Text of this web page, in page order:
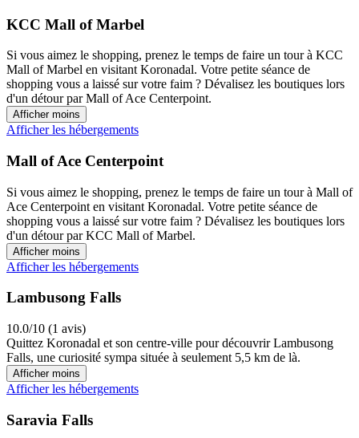
KCC Mall of Marbel
Si vous aimez le shopping, prenez le temps de faire un tour à KCC
Mall of Marbel en visitant Koronadal. Votre petite séance de
shopping vous a laissé sur votre faim ? Dévalisez les boutiques lors
d'un détour par Mall of Ace Centerpoint.
Afficher moins
Afficher les hébergements
Mall of Ace Centerpoint
Si vous aimez le shopping, prenez le temps de faire un tour à Mall of
Ace Centerpoint en visitant Koronadal. Votre petite séance de
shopping vous a laissé sur votre faim ? Dévalisez les boutiques lors
d'un détour par KCC Mall of Marbel.
Afficher moins
Afficher les hébergements
Lambusong Falls
10.0/10 (1 avis)
Quittez Koronadal et son centre-ville pour découvrir Lambusong
Falls, une curiosité sympa située à seulement 5,5 km de là.
Afficher moins
Afficher les hébergements
Saravia Falls